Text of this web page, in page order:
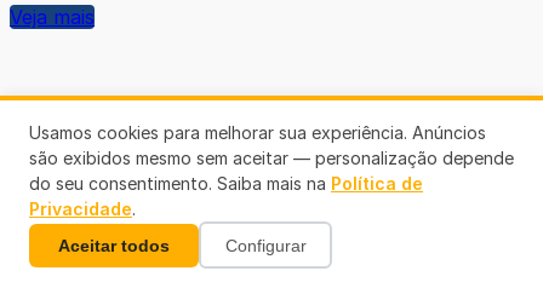
Veja mais
Usamos cookies para melhorar sua experiência. Anúncios
são exibidos mesmo sem aceitar — personalização depende
do seu consentimento. Saiba mais na Política de
Privacidade.
Aceitar todos Configurar